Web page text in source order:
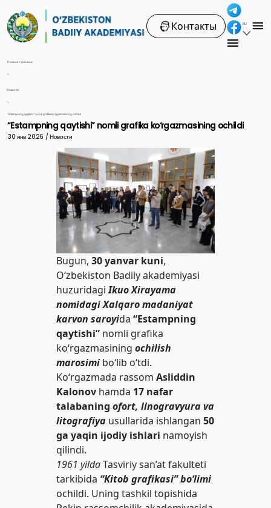
Контакты RU
Главная страница
>
Новости
>
“Estampning qaytishi” nomli grafika ko‘rgazmasining ochildi
“Estampning qaytishi” nomli grafika ko‘rgazmasining ochildi
30 янв 2026 / Новости
Bugun,30 yanvar kuni,
O‘zbekiston Badiiy akademiyasi
huzuridagiIkuo Xirayama
nomidagi Xalqaro madaniyat
karvon saroyida“Estampning
qaytishi” nomli grafika
ko‘rgazmasiningochilish
marosimi bo‘lib o‘tdi.
Ko‘rgazmada rassomAsliddin
Kalonov hamda 17 nafar
talabaning ofort, linogravyura va
litografiya usullarida ishlangan50
ga yaqin ijodiy ishlari namoyish
qilindi.
1961 yildaTasviriy san’at fakulteti
tarkibida “Kitob grafikasi” bo‘limi
ochildi. Uning tashkil topishida